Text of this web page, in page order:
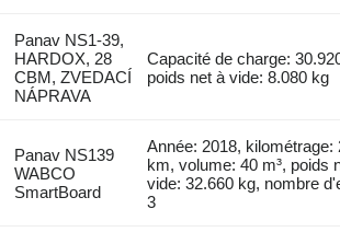
Panav NS1-39,
HARDOX, 28
CBM, ZVEDACÍ
NÁPRAVA
Capacité de charge:
poids net à vide: 8.080 kg
Panav NS139
WABCO
SmartBoard
Année: 2018, kilométrage:
km, volume: 40 m³, poids
vide: 32.660 kg, nombre
3